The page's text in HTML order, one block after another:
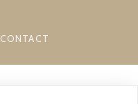
CONTACT